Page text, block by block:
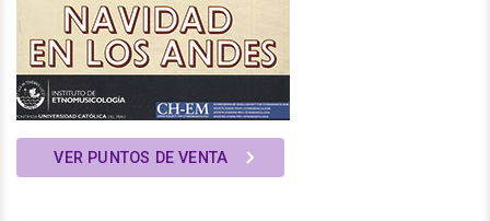
VER PUNTOS DE VENTA